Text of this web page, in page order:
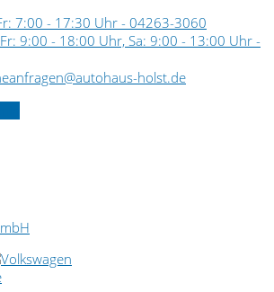
7:00 - 17:30 Uhr - 04263-3060
9:00 - 18:00 Uhr, Sa: 9:00 - 13:00 Uhr -
holst.de